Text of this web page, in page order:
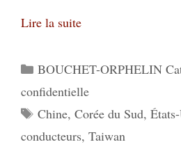
Lire la suite
Catégories
BOUCHET-ORPHELIN
confidentielle
Étiquettes
Chine, Corée du Sud,
conducteurs, Taiwan